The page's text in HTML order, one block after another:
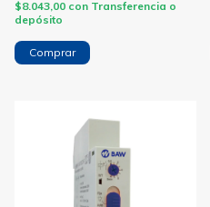
$8.043,00 con Transferencia o
depósito